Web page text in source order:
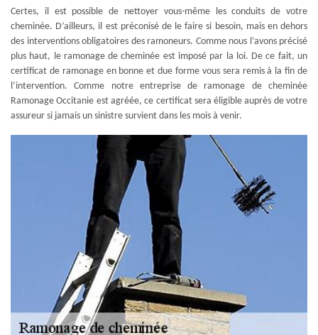
Certes, il est possible de nettoyer vous-même les conduits de votre
cheminée. D’ailleurs, il est préconisé de le faire si besoin, mais en dehors
des interventions obligatoires des ramoneurs. Comme nous l’avons précisé
plus haut, le ramonage de cheminée est imposé par la loi. De ce fait, un
certificat de ramonage en bonne et due forme vous sera remis à la fin de
l’intervention. Comme notre entreprise de ramonage de cheminée
Ramonage Occitanie est agréée, ce certificat sera éligible auprès de votre
assureur si jamais un sinistre survient dans les mois à venir.